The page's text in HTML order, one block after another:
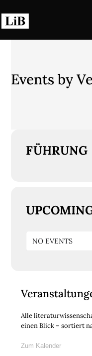
Inhalt
springen
Events by
FÜHRUNG
NO EVENTS
Alle
einen Blick – sortiert
Zum Kalender